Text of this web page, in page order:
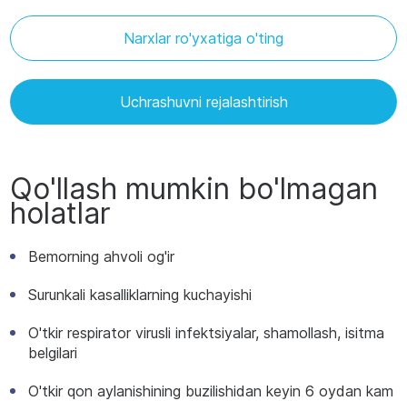
Narxlar ro'yxatiga o'ting
Uchrashuvni rejalashtirish
Qo'llash mumkin bo'lmagan
holatlar
Bemorning ahvoli og'ir
Surunkali kasalliklarning kuchayishi
O'tkir respirator virusli infektsiyalar, shamollash, isitma
belgilari
O'tkir qon aylanishining buzilishidan keyin 6 oydan kam